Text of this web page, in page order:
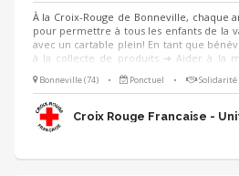
À la Croix-Rouge de Bonneville, chaque
pour permettre à tous les enfants de la
avec un cartable plein! En tant que
à la collecte de produits ➔ Aider à la
collectés Tu aimes le contact et aimes
Bonneville (74) • Ponctuel •
Croix Rouge Francaise -